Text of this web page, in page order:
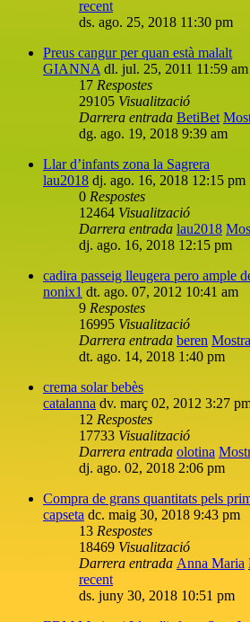
recent
ds. ago. 25, 2018 11:30 pm
Preus cangur per quan està malalt
GIANNA dl. jul. 25, 2011 11:59 am
17 Respostes
29105 Visualització
Darrera entrada BetiBet
dg. ago. 19, 2018 9:39 am
Llar d’infants zona la Sagrera
lau2018 dj. ago. 16, 2018 12:15 pm
0 Respostes
12464 Visualització
Darrera entrada lau2018
dj. ago. 16, 2018 12:15 pm
cadira passeig lleugera pero ample
nonix1 dt. ago. 07, 2012 10:41 am
9 Respostes
16995 Visualització
Darrera entrada beren
dt. ago. 14, 2018 1:40 pm
crema solar bebès
catalanna dv. març 02, 2012 3:27
12 Respostes
17733 Visualització
Darrera entrada olotina
dj. ago. 02, 2018 2:06 pm
Compra de grans quantitats pels
capseta dc. maig 30, 2018 9:43 pm
13 Respostes
18469 Visualització
Darrera entrada Anna Maria
recent
ds. juny 30, 2018 10:51 pm